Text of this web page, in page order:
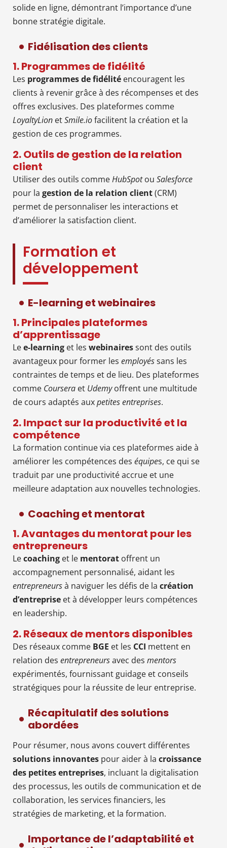
solide en ligne, démontrant l’importance d’une
bonne stratégie digitale.
Fidélisation des clients
1. Programmes de fidélité
Les programmes de fidélité encouragent les
clients à revenir grâce à des récompenses et des
offres exclusives. Des plateformes comme
LoyaltyLion etSmile.iofacilitent la création et la
gestion de ces programmes.
2. Outils de gestion de la relation
client
Utiliser des outils commeHubSpotou Salesforce
pour la gestion de la relation client(CRM)
permet de personnaliser les interactions et
d’améliorer la satisfaction client.
Formation et
développement
E-learning et webinaires
1. Principales plateformes
d’apprentissage
Lee-learning et les webinairessont des outils
avantageux pour former les employéssans les
contraintes de temps et de lieu. Des plateformes
comme Coursera et Udemyoffrent une multitude
de cours adaptés auxpetites entreprises.
2. Impact sur la productivité et la
compétence
La formation continue via ces plateformes aide à
améliorer les compétences des équipes, ce qui se
traduit par une productivité accrue et une
meilleure adaptation aux nouvelles technologies.
Coaching et mentorat
1. Avantages du mentorat pour les
entrepreneurs
Lecoaching et le mentorat offrent un
accompagnement personnalisé, aidant les
entrepreneursà naviguer les défis de la création
d’entreprise et à développer leurs compétences
en leadership.
2. Réseaux de mentors disponibles
Des réseaux comme BGE et les CCI mettent en
relation des entrepreneursavec des mentors
expérimentés, fournissant guidage et conseils
stratégiques pour la réussite de leur entreprise.
Récapitulatif des solutions
abordées
Pour résumer, nous avons couvert différentes
solutions innovantes pour aider à la croissance
des petites entreprises, incluant la digitalisation
des processus, les outils de communication et de
collaboration, les services financiers, les
stratégies de marketing, et la formation.
Importance de l’adaptabilité et